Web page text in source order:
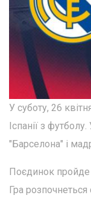
У суботу, 26
Іспанії з
"Барселона" і
Поєдинок пройде
Гра